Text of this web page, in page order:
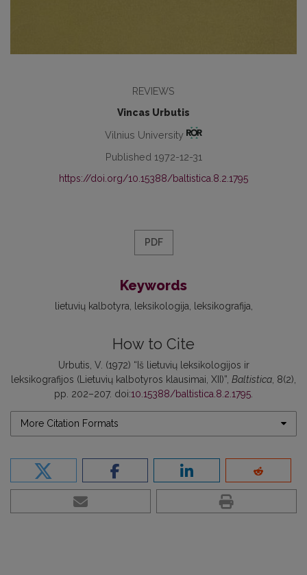
REVIEWS
Vincas Urbutis
Vilnius University
Published 1972-12-31
https://doi.org/10.15388/baltistica.8.2.1795
PDF
Keywords
lietuvių kalbotyra leksikologija leksikografija
How to Cite
Urbutis, V. (1972) “Iš lietuvių leksikologijos ir
leksikografijos (Lietuvių kalbotyros klausimai, XII)”, Baltistica , 8(2),
pp. 202–207. doi:10.15388/baltistica.8.2.1795
More Citation Formats